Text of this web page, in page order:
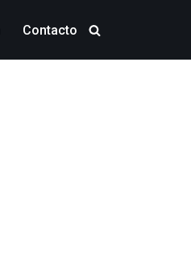
Contacto